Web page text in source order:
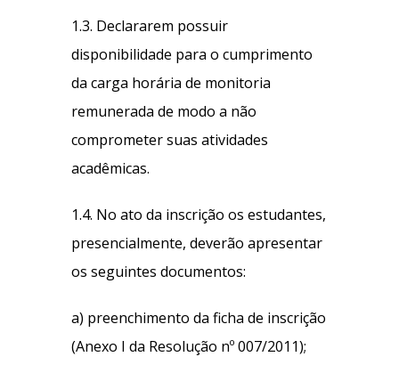
1.3. Declararem possuir
disponibilidade para o cumprimento
da carga horária de monitoria
remunerada de modo a não
comprometer suas atividades
acadêmicas.
1.4. No ato da inscrição os estudantes,
presencialmente, deverão apresentar
os seguintes documentos:
a) preenchimento da ficha de inscrição
(Anexo I da Resolução nº 007/2011);